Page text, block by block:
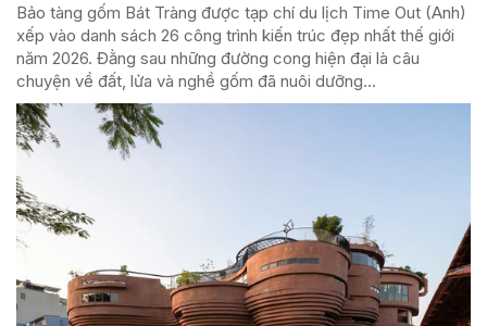
Bảo tàng gốm Bát Tràng được tạp chí du lịch Time Out (Anh)
xếp vào danh sách 26 công trình kiến trúc đẹp nhất thế giới
năm 2026. Đằng sau những đường cong hiện đại là câu
chuyện về đất, lửa và nghề gốm đã nuôi dưỡng...